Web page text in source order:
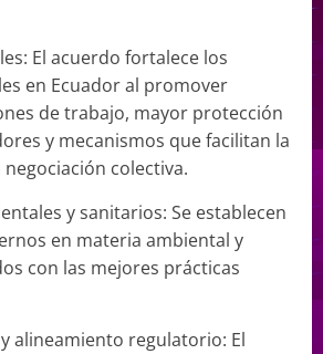
El acuerdo fortalece los
en Ecuador al promover
de trabajo, mayor protección
y mecanismos que facilitan la
colectiva.
y sanitarios: Se establecen
en materia ambiental y
con las mejores prácticas
alineamiento regulatorio: El